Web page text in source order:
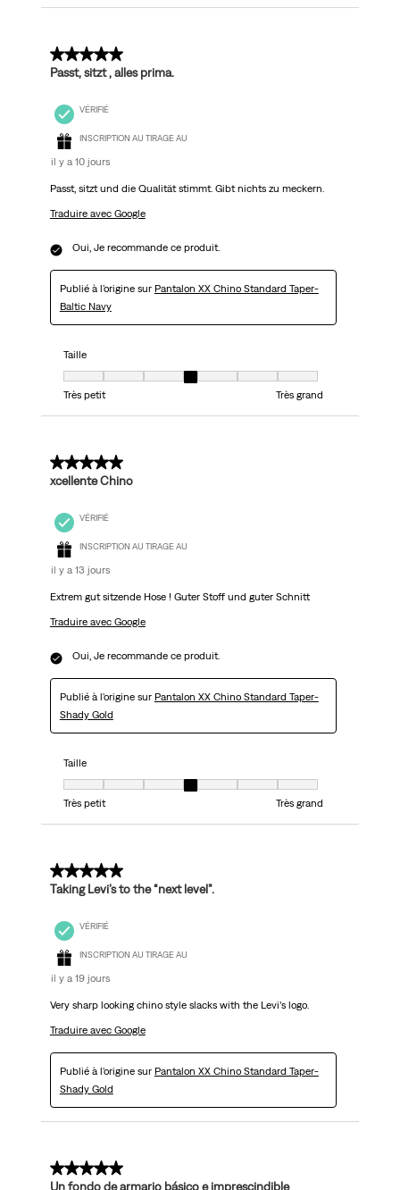
5 sur 5 étoiles.
Passt, sitzt , alles prima.
VÉRIFIÉ
INSCRIPTION AU TIRAGE AU
il y a 10 jours
Passt, sitzt und die Qualität stimmt. Gibt nichts zu meckern.
Traduire avec Google
Oui, Je recommande ce produit.
Publié à l'origine sur Pantalon XX Chino Standard Taper-
Baltic Navy
Taille
Taille, 4 sur 7, où 1 est égal à Très petit et 7 est égal à Très grand
Très petit
Très grand
5 sur 5 étoiles.
xcellente Chino
VÉRIFIÉ
INSCRIPTION AU TIRAGE AU
il y a 13 jours
Extrem gut sitzende Hose ! Guter Stoff und guter Schnitt
Traduire avec Google
Oui, Je recommande ce produit.
Publié à l'origine sur Pantalon XX Chino Standard Taper-
Shady Gold
Taille
Taille, 4 sur 7, où 1 est égal à Très petit et 7 est égal à Très grand
Très petit
Très grand
5 sur 5 étoiles.
Taking Levi’s to the “next level”.
VÉRIFIÉ
INSCRIPTION AU TIRAGE AU
il y a 19 jours
Very sharp looking chino style slacks with the Levi’s logo.
Traduire avec Google
Publié à l'origine sur Pantalon XX Chino Standard Taper-
Shady Gold
5 sur 5 étoiles.
Un fondo de armario básico e imprescindible